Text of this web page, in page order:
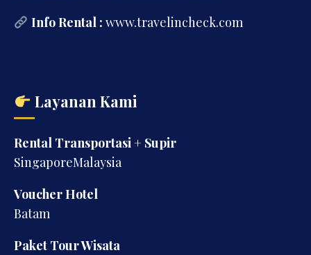
Info Rental : www.travelincheck.com
Layanan Kami
Rental Transportasi + Supir
SingaporeMalaysia
Voucher Hotel
Batam
Paket Tour Wisata